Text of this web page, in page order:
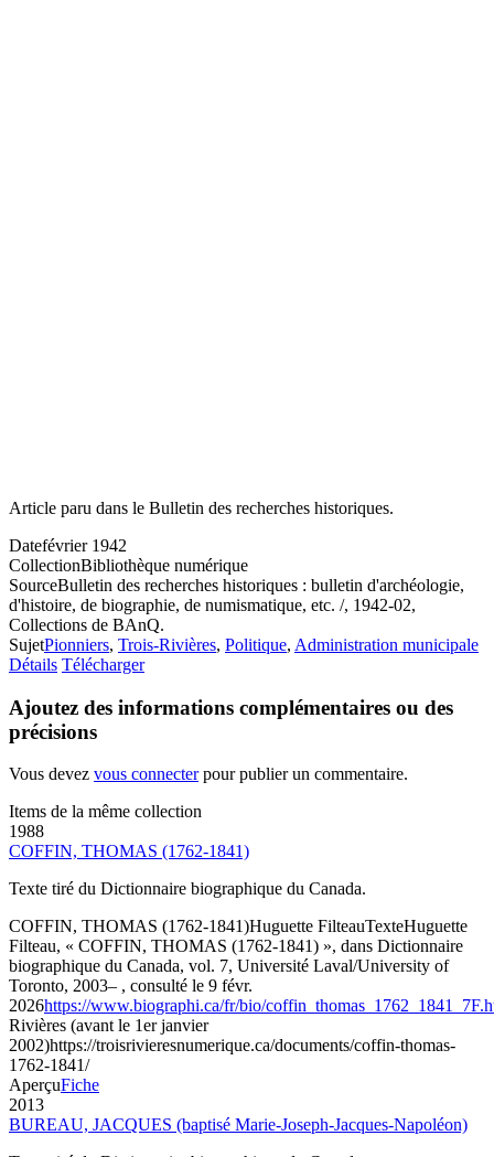
Article paru dans le Bulletin des recherches historiques.
Datefévrier 1942
CollectionBibliothèque numérique
SourceBulletin des recherches historiques : bulletin d'archéologie,
d'histoire, de biographie, de numismatique, etc. /, 1942-02,
Collections de BAnQ.
SujetPionniers, Trois-Rivières, Politique, Administration municipale
Détails Télécharger
Ajoutez des informations complémentaires ou des
précisions
Vous devez vous connecterpour publier un commentaire.
Items de la même collection
1988
COFFIN, THOMAS (1762-1841)
Texte tiré du Dictionnaire biographique du Canada.
COFFIN, THOMAS (1762-1841)Huguette FilteauTexteHuguette
Filteau, « COFFIN, THOMAS (1762-1841) », dans Dictionnaire
biographique du Canada, vol. 7, Université Laval/University of
Toronto, 2003– , consulté le 9 févr.
2026https://www.biographi.ca/fr/bio/
Rivières (avant le 1er janvier
2002)https://troisrivieresnumerique.ca/documents/coffin-thomas-
1762-1841/
AperçuFiche
2013
BUREAU, JACQUES (baptisé Marie-Joseph-Jacques-Napoléon)